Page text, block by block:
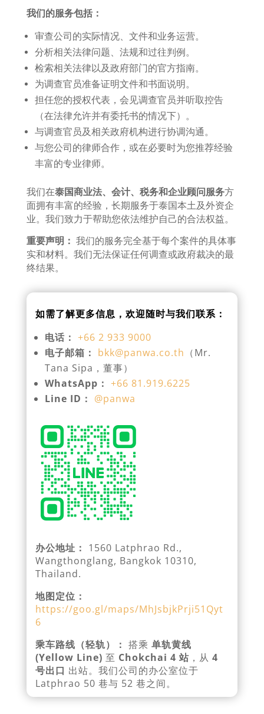
我们的服务包括：
审查公司的实际情况、文件和业务运营。
分析相关法律问题、法规和过往判例。
检索相关法律以及政府部门的官方指南。
为调查官员准备证明文件和书面说明。
担任您的授权代表，会见调查官员并听取控告
（在法律允许并有委托书的情况下）。
与调查官员及相关政府机构进行协调沟通。
与您公司的律师合作，或在必要时为您推荐经验
丰富的专业律师。
我们在泰国商业法、会计、税务和企业顾问服务方
面拥有丰富的经验，长期服务于泰国本土及外资企
业。我们致力于帮助您依法维护自己的合法权益。
重要声明： 我们的服务完全基于每个案件的具体事
实和材料。我们无法保证任何调查或政府裁决的最
终结果。
如需了解更多信息，欢迎随时与我们联系：
电话： +66 2 933 9000
电子邮箱： bkk@panwa.co.th （Mr.
Tana Sipa，董事）
WhatsApp： +66 81.919.6225
Line ID： @panwa
办公地址： 1560 Latphrao Rd.,
Wangthonglang, Bangkok 10310,
Thailand.
地图定位：
https://goo.gl/maps/MhJsbjkPrji51Qyt
6
乘车路线（轻轨）： 搭乘 单轨黄线
(Yellow Line) 至 Chokchai 4 站，从 4
号出口 出站。我们公司的办公室位于
Latphrao 50 巷与 52 巷之间。